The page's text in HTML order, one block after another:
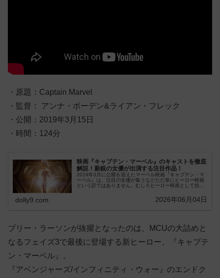
・原題：Captain Marvel
・監督： アンナ・ボーデン&ライアン・フレック
・公開：2019年3月15日
・時間：124分
映画『キャプテン・マーベル』のキャストを徹底
解説！新鋭の女優が出演する注目作品！
2019年3月に公開を迎えたマーベル映画『キャプテン・マ
ーベル』は、注目の女優が集うなどただ単にヒーロー映画
という訳ではありません。むしろヒーロー映画として括っ
dolly9.com 2026年06月04日
ブリー・ラーソンが抜擢となったのは、MCUの大詰めと
なるフェイズ3で最後に登場する新ヒーロー、『キャプテ
ン・マーベル』。
『アベンジャーズ/インフィニティ・ウォー』のエンドク